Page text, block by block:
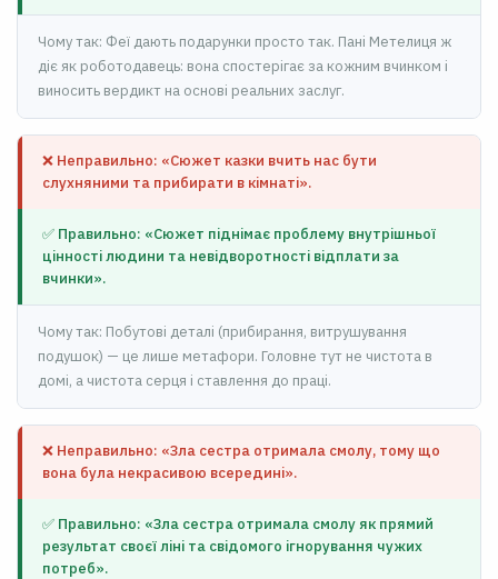
Чому так: Феї дають подарунки просто так. Пані Метелиця ж
діє як роботодавець: вона спостерігає за кожним вчинком і
виносить вердикт на основі реальних заслуг.
❌ Неправильно: «Сюжет казки вчить нас бути
слухняними та прибирати в кімнаті».
✅ Правильно: «Сюжет піднімає проблему внутрішньої
цінності людини та невідворотності відплати за
вчинки».
Чому так: Побутові деталі (прибирання, витрушування
подушок) — це лише метафори. Головне тут не чистота в
домі, а чистота серця і ставлення до праці.
❌ Неправильно: «Зла сестра отримала смолу, тому що
вона була некрасивою всередині».
✅ Правильно: «Зла сестра отримала смолу як прямий
результат своєї ліні та свідомого ігнорування чужих
потреб».